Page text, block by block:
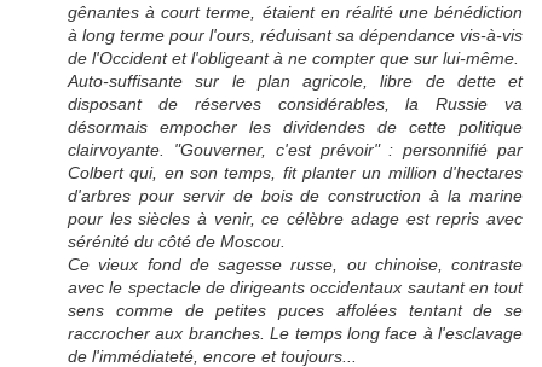
gênantes à court terme, étaient en réalité une bénédiction
à long terme pour l'ours, réduisant sa dépendance vis-à-vis
de l'Occident et l'obligeant à ne compter que sur lui-même.
Auto-suffisante sur le plan agricole, libre de dette et
disposant de réserves considérables, la Russie va
désormais empocher les dividendes de cette politique
clairvoyante. "Gouverner, c'est prévoir" : personnifié par
Colbert qui, en son temps, fit planter un million d'hectares
d'arbres pour servir de bois de construction à la marine
pour les siècles à venir, ce célèbre adage est repris avec
sérénité du côté de Moscou.
Ce vieux fond de sagesse russe, ou chinoise, contraste
avec le spectacle de dirigeants occidentaux sautant en tout
sens comme de petites puces affolées tentant de se
raccrocher aux branches. Le temps long face à l'esclavage
de l'immédiateté, encore et toujours...